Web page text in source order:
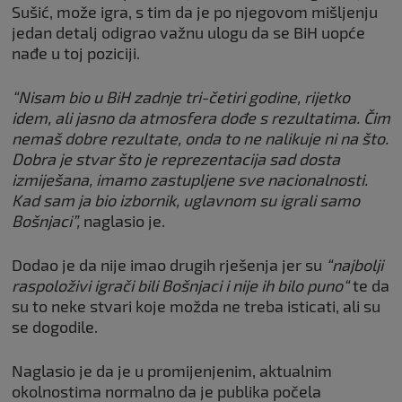
Sušić, može igra, s tim da je po njegovom mišljenju
jedan detalj odigrao važnu ulogu da se BiH uopće
nađe u toj poziciji.
“Nisam bio u BiH zadnje tri-četiri godine, rijetko
idem, ali jasno da atmosfera dođe s rezultatima. Čim
nemaš dobre rezultate, onda to ne nalikuje ni na što.
Dobra je stvar što je reprezentacija sad dosta
izmiješana, imamo zastupljene sve nacionalnosti.
Kad sam ja bio izbornik, uglavnom su igrali samo
Bošnjaci”, naglasio je.
Dodao je da nije imao drugih rješenja jer su “najbolji
raspoloživi igrači bili Bošnjaci i nije ih bilo puno“te da
su to neke stvari koje možda ne treba isticati, ali su
se dogodile.
Naglasio je da je u promijenjenim, aktualnim
okolnostima normalno da je publika počela